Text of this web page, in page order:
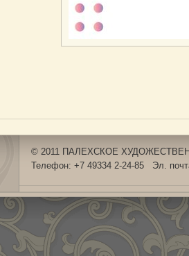
© 2011 ПАЛЕХСКОЕ
Телефон: +7 49334 2-24-85 Эл.